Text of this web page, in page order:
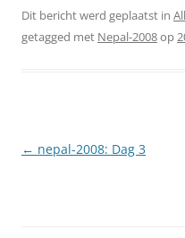
Dit bericht werd geplaatst in
getagged met Nepal-2008op
Berichtnavigatie
← nepal-2008: Dag 3